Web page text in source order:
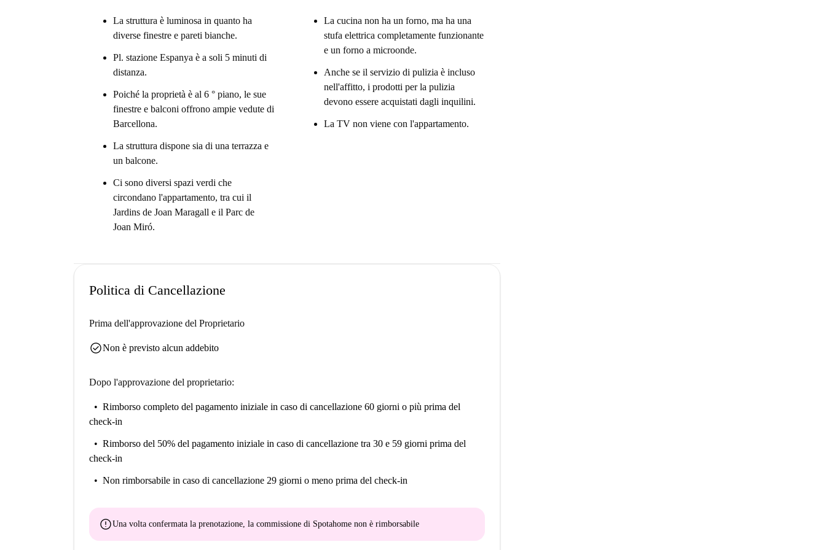
La struttura è luminosa in quanto ha
diverse finestre e pareti bianche.
Pl. stazione Espanya è a soli 5 minuti di
distanza.
Poiché la proprietà è al 6 ° piano, le sue
finestre e balconi offrono ampie vedute di
Barcellona.
La struttura dispone sia di una terrazza e
un balcone.
Ci sono diversi spazi verdi che
circondano l'appartamento, tra cui il
Jardins de Joan Maragall e il Parc de
Joan Miró.
La cucina non ha un forno, ma ha una
stufa elettrica completamente funzionante
e un forno a microonde.
Anche se il servizio di pulizia è incluso
nell'affitto, i prodotti per la pulizia
devono essere acquistati dagli inquilini.
La TV non viene con l'appartamento.
Politica di Cancellazione
Prima dell'approvazione del Proprietario
check_circleNon è previsto alcun addebito
Dopo l'approvazione del proprietario:
Rimborso completo del pagamento iniziale in caso di cancellazione 60 giorni o più prima del
check-in
Rimborso del 50% del pagamento iniziale in caso di cancellazione tra 30 e 59 giorni prima del
check-in
Non rimborsabile in caso di cancellazione 29 giorni o meno prima del check-in
errorUna volta confermata la prenotazione, la commissione di Spotahome non è rimborsabile